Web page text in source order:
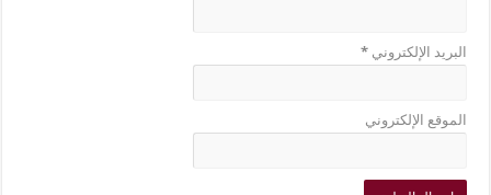
البريد الإلكتروني*
الموقع الإلكتروني